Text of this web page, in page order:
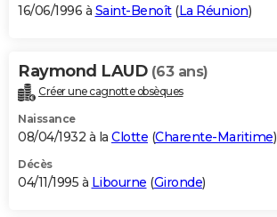
16/06/1996 à Saint-Benoît(La Réunion)
Raymond LAUD (63 ans)
Créer une cagnotte obsèques
Naissance
08/04/1932 à la Clotte (Charente-Maritime)
Décès
04/11/1995 à Libourne (Gironde)